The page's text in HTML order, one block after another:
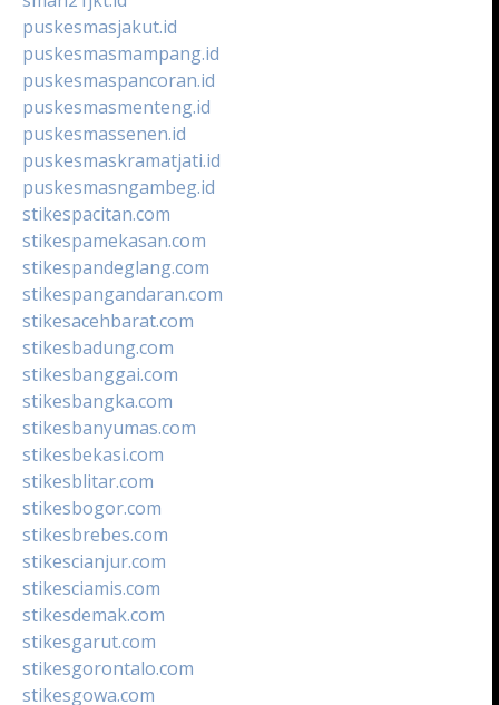
puskesmasjakut.id
puskesmasmampang.id
puskesmaspancoran.id
puskesmasmenteng.id
puskesmassenen.id
puskesmaskramatjati.id
puskesmasngambeg.id
stikespacitan.com
stikespamekasan.com
stikespandeglang.com
stikespangandaran.com
stikesacehbarat.com
stikesbadung.com
stikesbanggai.com
stikesbangka.com
stikesbanyumas.com
stikesbekasi.com
stikesblitar.com
stikesbogor.com
stikesbrebes.com
stikescianjur.com
stikesciamis.com
stikesdemak.com
stikesgarut.com
stikesgorontalo.com
stikesgowa.com